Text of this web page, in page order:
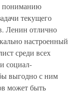
пониманию
текущего
Ленин отлично
настроенный
среди всех
социал-
выгодно с ним
может быть